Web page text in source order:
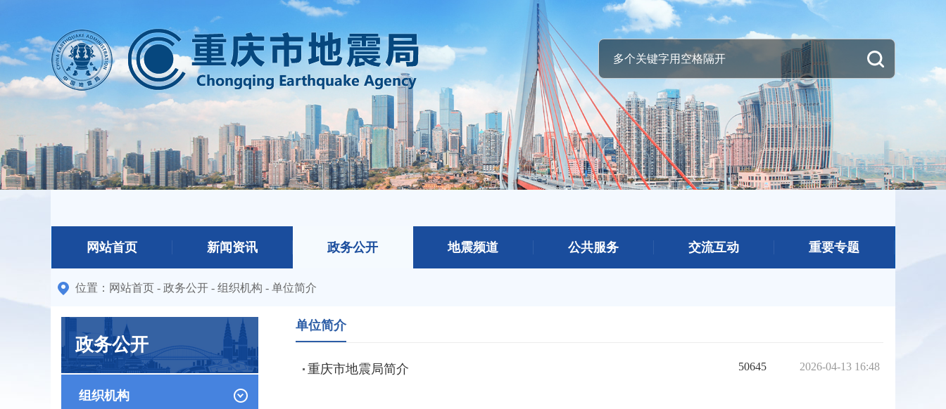
网站首页 新闻资讯 政务公开 地震频道 公共服务 交流互动 重要专题
位置： 网站首页 - 政务公开 - 组织机构 - 单位简介
政务公开
组织机构
单位简介
重庆市地震局简介 50645 2026-04-13 16:48